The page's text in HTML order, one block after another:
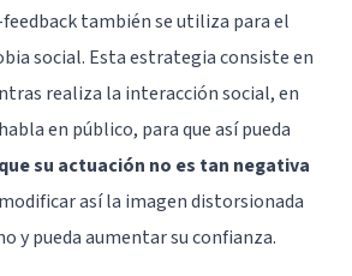
también se utiliza para el
social. Esta estrategia consiste en
realiza la interacción social, en
en público, para que así pueda
su actuación no es tan negativa
así la imagen distorsionada
y pueda aumentar su confianza.